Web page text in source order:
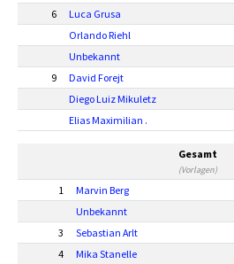
6
Luca Grusa
Orlando Riehl
Unbekannt
9
David Forejt
Diego Luiz Mikuletz
Elias Maximilian .
Gesamt
(Vorlagen)
1 Marvin Berg
Unbekannt
3
Sebastian Arlt
4
Mika Stanelle